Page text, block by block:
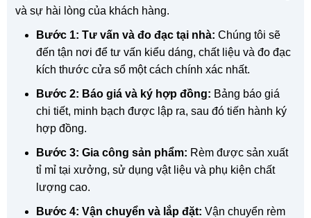
và sự hài lòng của khách hàng.
Bước 1: Tư vấn và đo đạc tại nhà: Chúng tôi sẽ
đến tận nơi để tư vấn kiểu dáng, chất liệu và đo đạc
kích thước cửa sổ một cách chính xác nhất.
Bước 2: Báo giá và ký hợp đồng: Bảng báo giá
chi tiết, minh bạch được lập ra, sau đó tiến hành ký
hợp đồng.
Bước 3: Gia công sản phẩm: Rèm được sản xuất
tỉ mỉ tại xưởng, sử dụng vật liệu và phụ kiện chất
lượng cao.
Bước 4: Vận chuyển và lắp đặt: Vận chuyển rèm